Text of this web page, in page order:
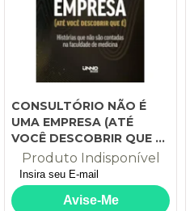
CONSULTÓRIO NÃO É
UMA EMPRESA (ATÉ
VOCÊ DESCOBRIR QUE É):
HISTÓRIAS QUE NÃO
SÃO CONTADAS NA
FACULDADE DE
MEDICINA
Produto Indisponível